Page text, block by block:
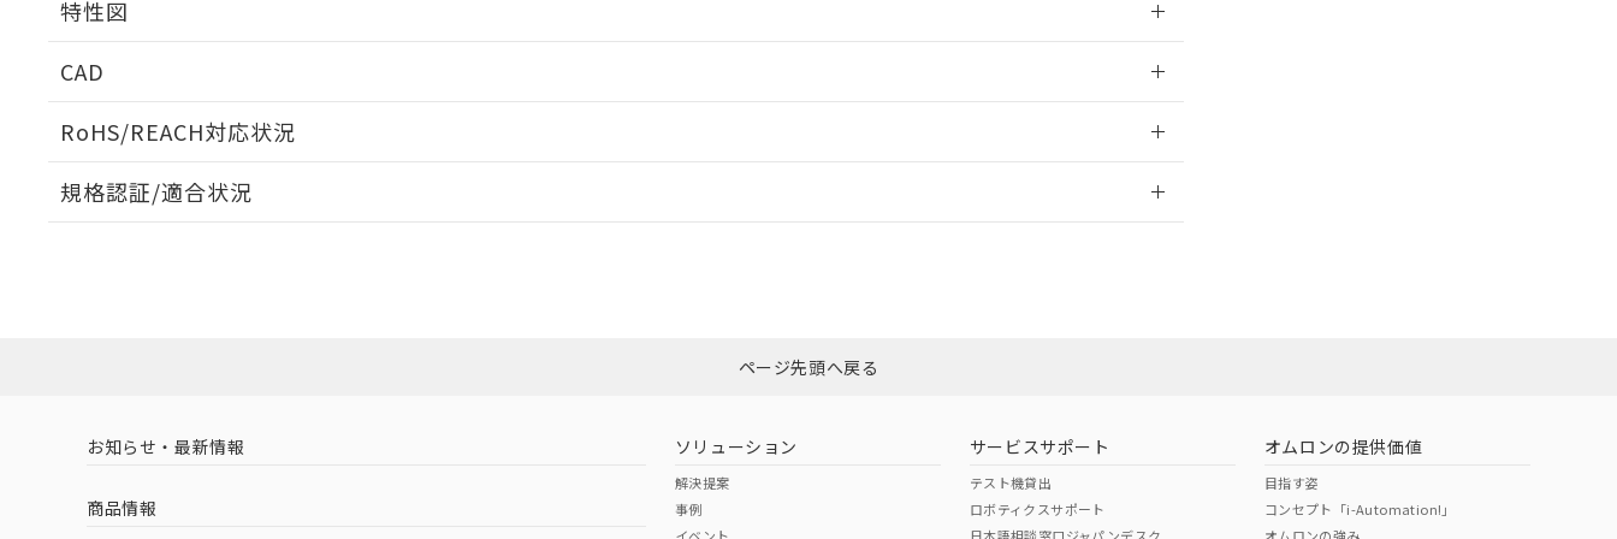
特性図
CAD
RoHS/REACH対応状況
EU RoHS 注意事項・凡例
ダウンロードはこちら
中国 RoHS 注意事項・凡例
規格認証/適合状況
（イギリス
（ノルウェー
（日本
（アメリカ
ページ先頭へ戻る
お知らせ・最新情報
商品情報
ソリューション
解決提案
事例
サービスサポート
テスト機貸出
ロボティクスサポート
オムロンの提供価値
目指す姿
コンセプト「i-Automation!」